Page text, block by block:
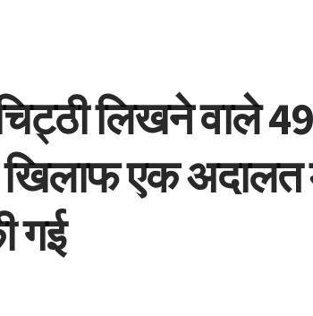
लिखने वाले 49
खिलाफ एक अदालत
गई